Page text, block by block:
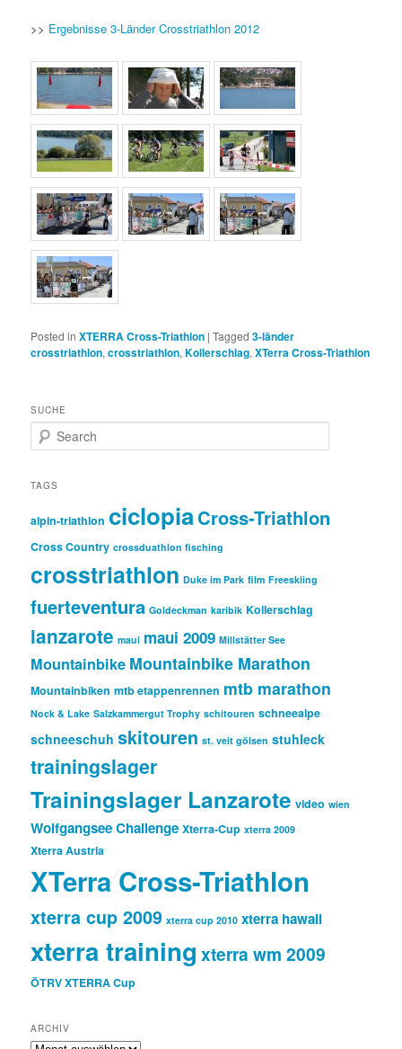
>> Ergebnisse 3-Länder Crosstriathlon 2012
Posted in XTERRA Cross-Triathlon |Tagged 3-länder
crosstriathlon,crosstriathlon,Kollerschlag,XTerra Cross-Triathlon
SUCHE
e
r
h
TAGS
alpin-triathlon ciclopiaCross-Triathlon
Cross Country crossduathlon fisching
crosstriathlon Duke im Park film Freeskiing
fuerteventura Goldeckman karibik Kollerschlag
lanzarote maui maui 2009 Millstätter See
Mountainbike Mountainbike Marathon
Mountainbiken mtb etappenrennen mtb marathon
Nock & Lake Salzkammergut Trophy schitouren schneealpe
schneeschuh skitouren st. veit gölsen stuhleck
trainingslager
Trainingslager Lanzarote video wien
Wolfgangsee Challenge Xterra-Cup xterra 2009
Xterra Austria
XTerra Cross-Triathlon
xterra cup 2009 xterra cup 2010 xterra hawaii
xterra training xterra wm 2009
ÖTRV XTERRA Cup
ARCHIV